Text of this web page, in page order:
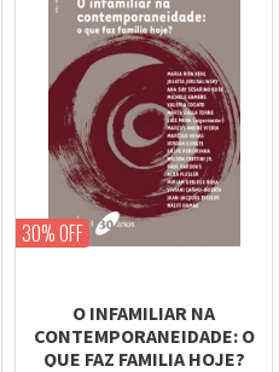
30% OFF
O INFAMILIAR NA
CONTEMPORANEIDADE: O
QUE FAZ FAMILIA HOJE?